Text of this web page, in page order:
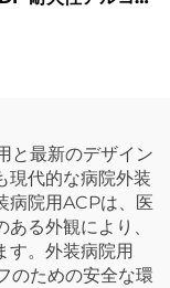
と最新のデザイン
現代的な病院外装
病院用ACPは、医
る外観により、
す。外装病院用
のための安全な環